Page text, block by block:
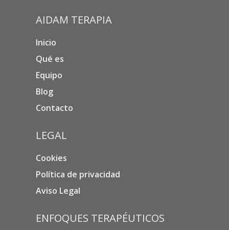
AIDAM TERAPIA
Inicio
Qué es
Equipo
Blog
Contacto
LEGAL
Cookies
Política de privacidad
Aviso Legal
ENFOQUES TERAPÉUTICOS